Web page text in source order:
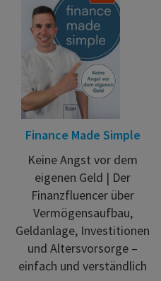
Finance Made Simple
Keine Angst vor dem
eigenen Geld | Der
Finanzfluencer über
Vermögensaufbau,
Geldanlage, Investitionen
und Altersvorsorge –
einfach und verständlich